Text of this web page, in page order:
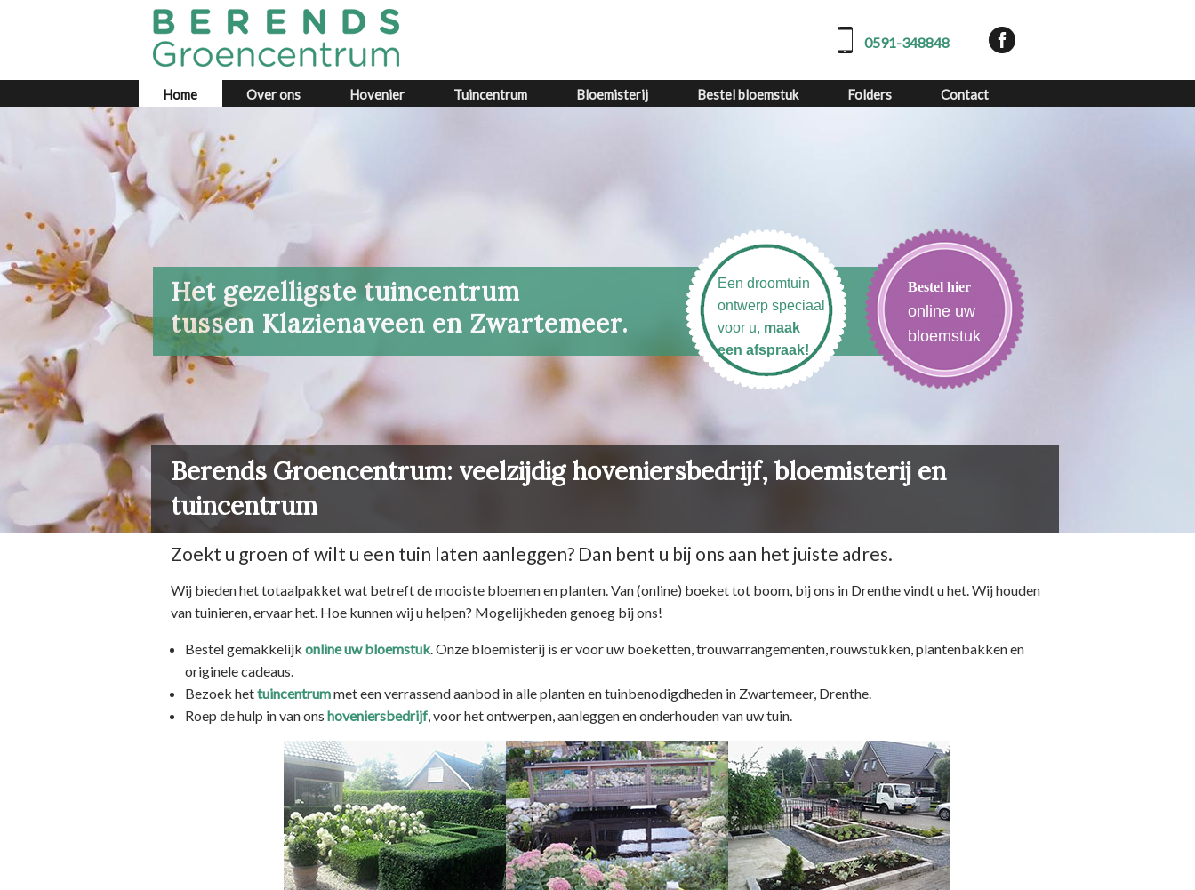
Home Over ons Hovenier Tuincentrum Bloemisterij Bestel bloemstuk Folders Contact
Berends Groencentrum: veelzijdig hoveniersbedrijf, bloemisterij en
tuincentrum
Zoekt u groen of wilt u een tuin laten aanleggen? Dan bent u bij ons aan het juiste adres.
Wij bieden het totaalpakket wat betreft de mooiste bloemen en planten. Van (online) boeket tot boom, bij ons in Drenthe vindt u het. Wij houden
van tuinieren, ervaar het. Hoe kunnen wij u helpen? Mogelijkheden genoeg bij ons!
Bestel gemakkelijk online uw bloemstuk. Onze bloemisterij is er voor uw boeketten, trouwarrangementen, rouwstukken, plantenbakken en
originele cadeaus.
Bezoek hettuincentrummet een verrassend aanbod in alle planten en tuinbenodigdheden in Zwartemeer, Drenthe.
Roep de hulp in van ons hoveniersbedrijf, voor het ontwerpen, aanleggen en onderhouden van uw tuin.
Het gezelligste tuincentrum
tussen Klazienaveen en Zwartemeer.
0591-348848
Een droomtuin
ontwerp speciaal
voor u, maak
een afspraak!
Bestel hier
online uw
bloemstuk